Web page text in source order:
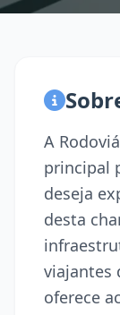
A
principal
deseja
desta
viajantes
oferece